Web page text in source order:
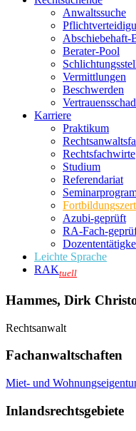
Anwaltssuche
Abschiebehaft-
Berater-Pool
Vermittlungen
Beschwerden
Karriere
Praktikum
Rechtsfachwirte
Studium
Referendariat
Azubi-geprüft
RA-Fach-
Leichte Sprache
RAKtuell
Hammes, Dirk
Rechtsanwalt
Fachanwaltschaften
Miet- und
Inlandsrechtsgebiete